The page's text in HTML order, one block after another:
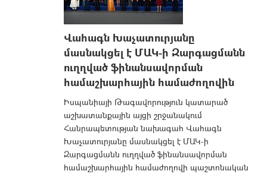
Վահագն Խաչատուրյանը
մասնակցել է ՄԱԿ-ի Զարգացմանն
ուղղված ֆինանսավորման
համաշխարհային համաժողովին
Իսպանիայի Թագավորություն կատարած
աշխատանքային այցի շրջանակում
Հանրապետության նախագահ Վահագն
Խաչատուրյանը մասնակցել է ՄԱԿ-ի
Զարգացմանն ուղղված ֆինանսավորման
համաշխարհային համաժողովի պաշտոնական